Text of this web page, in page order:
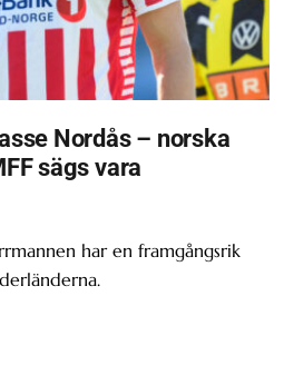
Nordås – norska
sägs vara
har en framgångsrik